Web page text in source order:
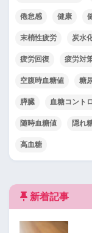
倦怠感 健康
末梢性疲労 炭水
疲労回復 疲労対
空腹時血糖値 糖
膵臓 血糖コント
随時血糖値 隠れ
高血糖
新着記事